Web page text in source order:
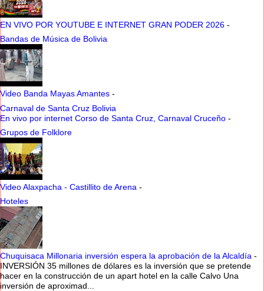
EN VIVO POR YOUTUBE E INTERNET GRAN PODER 2026 -
Bandas de Música de Bolivia
Video Banda Mayas Amantes -
Carnaval de Santa Cruz Bolivia
En vivo por internet Corso de Santa Cruz, Carnaval Cruceño -
Grupos de Folklore
Video Alaxpacha - Castillito de Arena -
Hoteles
Chuquisaca Millonaria inversión espera la aprobación de la Alcaldía -
INVERSIÓN 35 millones de dólares es la inversión que se pretende
hacer en la construcción de un apart hotel en la calle Calvo Una
inversión de aproximad...